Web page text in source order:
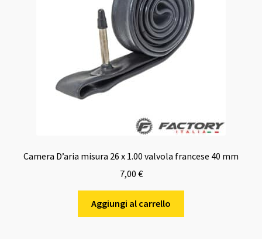
Camera D’aria misura 26 x 1.00 valvola francese 40 mm
7,00 €
Aggiungi al carrello